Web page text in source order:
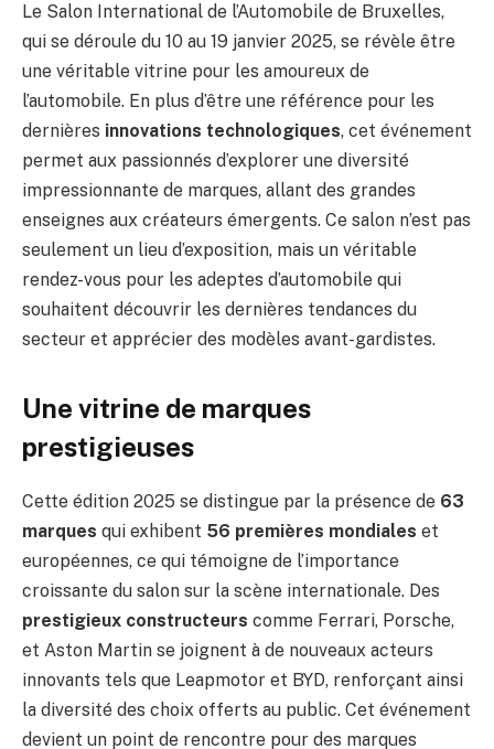
Le Salon International de l’Automobile de Bruxelles,
qui se déroule du 10 au 19 janvier 2025, se révèle être
une véritable vitrine pour les amoureux de
l’automobile. En plus d’être une référence pour les
dernières innovations technologiques, cet événement
permet aux passionnés d’explorer une diversité
impressionnante de marques, allant des grandes
enseignes aux créateurs émergents. Ce salon n’est pas
seulement un lieu d’exposition, mais un véritable
rendez-vous pour les adeptes d’automobile qui
souhaitent découvrir les dernières tendances du
secteur et apprécier des modèles avant-gardistes.
Une vitrine de marques
prestigieuses
Cette édition 2025 se distingue par la présence de 63
marques qui exhibent 56 premières mondiales et
européennes, ce qui témoigne de l’importance
croissante du salon sur la scène internationale. Des
prestigieux constructeurs comme Ferrari, Porsche,
et Aston Martin se joignent à de nouveaux acteurs
innovants tels que Leapmotor et BYD, renforçant ainsi
la diversité des choix offerts au public. Cet événement
devient un point de rencontre pour des marques